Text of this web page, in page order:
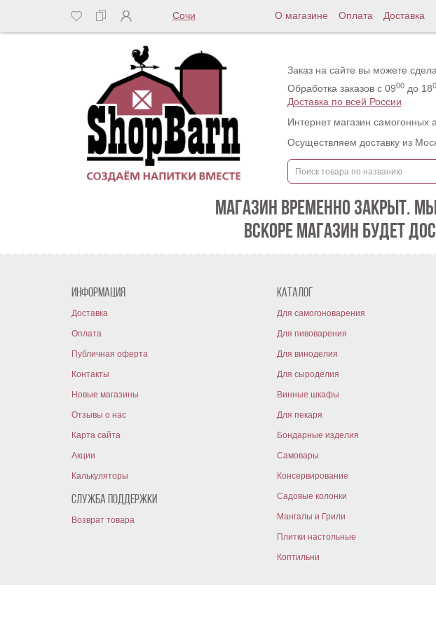
Сочи О магазине Оплата Доставка
Заказ на сайте вы можете
Обработка заказов с 0900до 18
Доставка по всей России
Интернет магазин самогонных
Осуществляем доставку из
МАГАЗИН ВРЕМЕННО ЗАКРЫТ.
ВСКОРЕ МАГАЗИН БУДЕТ
Информация
Доставка
Оплата
Публичная оферта
Контакты
Новые магазины
Отзывы о нас
Карта сайта
Акции
Калькуляторы
Служба поддержки
Возврат товара
Каталог
Для самогоноварения
Для пивоварения
Для виноделия
Для сыроделия
Винные шкафы
Для пекаря
Бондарные изделия
Самовары
Консервирование
Садовые колонки
Мангалы и Грили
Плитки настольные
Коптильни